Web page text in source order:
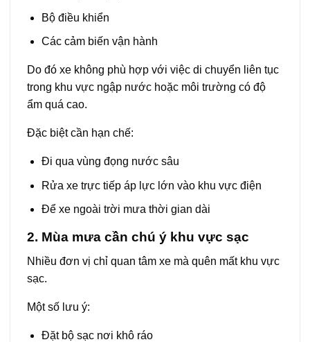
Bộ điều khiển
Các cảm biến vận hành
Do đó xe không phù hợp với việc di chuyển liên tục
trong khu vực ngập nước hoặc môi trường có độ
ẩm quá cao.
Đặc biệt cần hạn chế:
Đi qua vùng đọng nước sâu
Rửa xe trực tiếp áp lực lớn vào khu vực điện
Để xe ngoài trời mưa thời gian dài
2. Mùa mưa cần chú ý khu vực sạc
Nhiều đơn vị chỉ quan tâm xe mà quên mất khu vực
sạc.
Một số lưu ý:
Đặt bộ sạc nơi khô ráo